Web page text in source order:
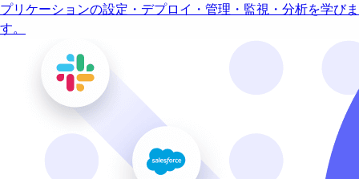
プリケーションの設定・デプロイ・管理・監視・分析を学びま
す。